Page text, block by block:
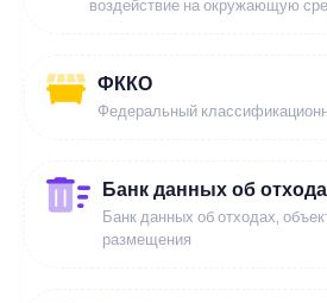
воздействие на окружающую
ФККО
Федеральный
Банк данных об
Банк данных об отходах,
размещения